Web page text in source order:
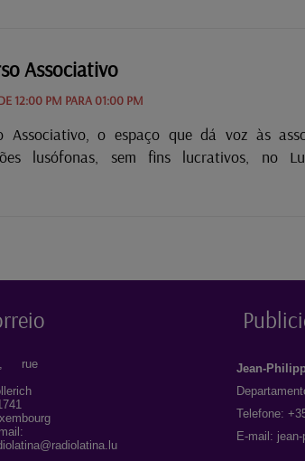
porque há sempre música para os seus
Associativo
12:00 PM PARA 01:00 PM
Associativo, o espaço que dá voz às
lusófonas, sem fins lucrativos, no
rue
Jean-
Telefone:
E-mail: